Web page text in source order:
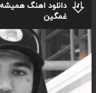
دانلود اهنگ
غمگین